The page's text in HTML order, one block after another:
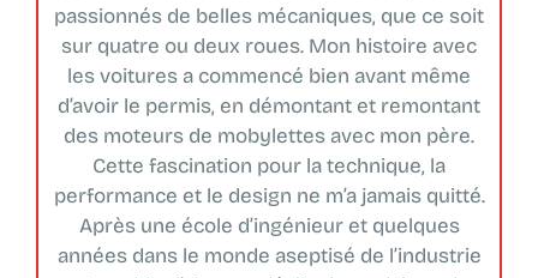
passionnés de belles mécaniques, que ce soit
sur quatre ou deux roues. Mon histoire avec
les voitures a commencé bien avant même
d’avoir le permis, en démontant et remontant
des moteurs de mobylettes avec mon père.
Cette fascination pour la technique, la
performance et le design ne m’a jamais quitté.
Après une école d’ingénieur et quelques
années dans le monde aseptisé de l’industrie